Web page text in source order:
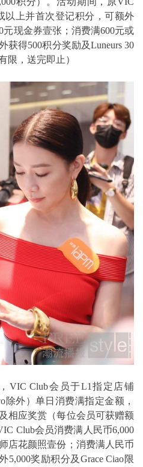
以上并首次登记积分，可额外
元现金券壹张；消费满600元或
获得500积分奖励及Luneurs 30
限，送完即止）
VIC Club会员于L1指定店铺
除外）单日消费满指定金额，
相应奖赏（每位会员可获赠额
Club会员消费满人民币6,000
店花颜照壹份；消费满人民币
5,000奖励积分及Grace Ciao限